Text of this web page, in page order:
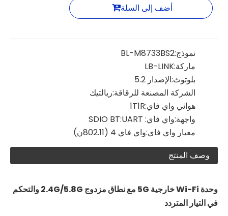
أضف إلى السلة
نموذج:BL-M8733BS2
ماركة:LB-LINK
بلوتوث:الإصدار 5.2
الشركة المصنعة للرقاقة:ريالتيك
هوائي واي فاي:1T1R
واجهة:واي فاي: SDIO BT:UART
معيار واي فاي:واي فاي 4 (802.11ن)
وصف المنتج
وحدة Wi-Fi خارجية 5G مع نطاق مزدوج 2.4G/5.8G والتحكم
في التيار المتردد